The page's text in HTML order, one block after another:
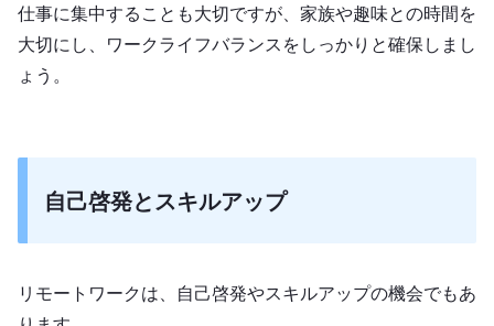
仕事に集中することも大切ですが、家族や趣味との時間を
大切にし、ワークライフバランスをしっかりと確保しまし
ょう。
自己啓発とスキルアップ
リモートワークは、自己啓発やスキルアップの機会でもあ